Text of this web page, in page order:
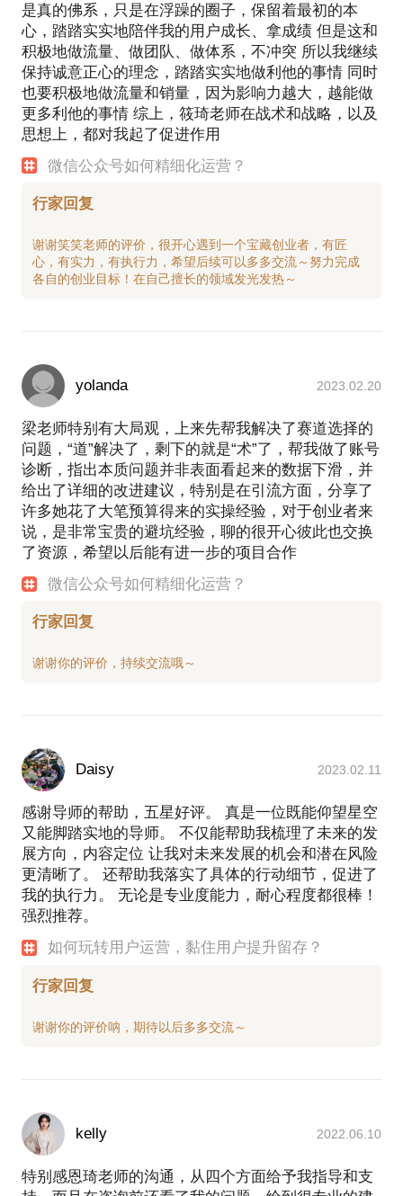
是真的佛系，只是在浮躁的圈子，保留着最初的本
心，踏踏实实地陪伴我的用户成长、拿成绩 但是这和
积极地做流量、做团队、做体系，不冲突 所以我继续
保持诚意正心的理念，踏踏实实地做利他的事情 同时
也要积极地做流量和销量，因为影响力越大，越能做
更多利他的事情 综上，筱琦老师在战术和战略，以及
思想上，都对我起了促进作用
微信公众号如何精细化运营？
行家回复
谢谢笑笑老师的评价，很开心遇到一个宝藏创业者，有匠
心，有实力，有执行力，希望后续可以多多交流～努力完成
yolanda 2023.02.20
梁老师特别有大局观，上来先帮我解决了赛道选择的
问题，“道”解决了，剩下的就是“术”了，帮我做了账号
诊断，指出本质问题并非表面看起来的数据下滑，并
给出了详细的改进建议，特别是在引流方面，分享了
许多她花了大笔预算得来的实操经验，对于创业者来
说，是非常宝贵的避坑经验，聊的很开心彼此也交换
了资源，希望以后能有进一步的项目合作
微信公众号如何精细化运营？
行家回复
Daisy 2023.02.11
感谢导师的帮助，五星好评。 真是一位既能仰望星空
又能脚踏实地的导师。 不仅能帮助我梳理了未来的发
展方向，内容定位 让我对未来发展的机会和潜在风险
更清晰了。 还帮助我落实了具体的行动细节，促进了
我的执行力。 无论是专业度能力，耐心程度都很棒！
强烈推荐。
如何玩转用户运营，黏住用户提升留存？
行家回复
kelly 2022.06.10
特别感恩琦老师的沟通，从四个方面给予我指导和支